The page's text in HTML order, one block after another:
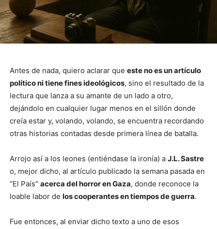
Antes de nada, quiero aclarar que este no es un artículo
político ni tiene fines ideológicos, sino el resultado de la
lectura que lanza a su amante de un lado a otro,
dejándolo en cualquier lugar menos en el sillón donde
creía estar y, volando, volando, se encuentra recordando
otras historias contadas desde primera línea de batalla.
Arrojo así a los leones (entiéndase la ironía) a J.L. Sastre
o, mejor dicho, al artículo publicado la semana pasada en
“El País” acerca del horror en Gaza, donde reconoce la
loable labor de los cooperantes en tiempos de guerra.
Fue entonces, al enviar dicho texto a uno de esos